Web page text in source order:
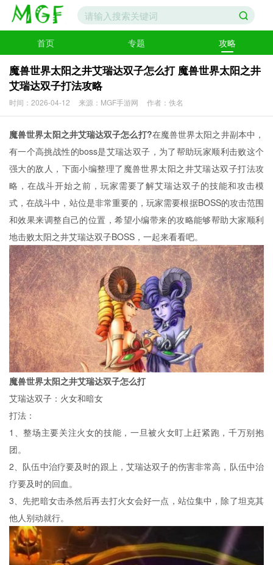
首页 专题 攻略
魔兽世界太阳之井艾瑞达双子怎么打 魔兽世界太阳之井
艾瑞达双子打法攻略
时间：2026-04-12 来源：MGF手游网 作者：佚名
魔兽世界太阳之井艾瑞达双子怎么打?在魔兽世界太阳之井副本中，
有一个高挑战性的boss是艾瑞达双子，为了帮助玩家顺利击败这个
强大的敌人，下面小编整理了魔兽世界太阳之井艾瑞达双子打法攻
略，在战斗开始之前，玩家需要了解艾瑞达双子的技能和攻击模
式，在战斗中，站位是非常重要的，玩家需要根据BOSS的攻击范围
和效果来调整自己的位置，希望小编带来的攻略能够帮助大家顺利
地击败太阳之井艾瑞达双子BOSS，一起来看看吧。
魔兽世界太阳之井艾瑞达双子怎么打
艾瑞达双子：火女和暗女
打法：
1、整场主要关注火女的技能，一旦被火女盯上赶紧跑，千万别抱
团。
2、队伍中治疗要及时的跟上，艾瑞达双子的伤害非常高，队伍中治
疗要及时的回血。
3、先把暗女击杀然后再去打火女会好一点，站位集中，除了坦克其
他人别动就行。